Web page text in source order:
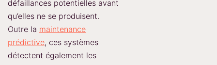
défaillances potentielles avant
qu’elles ne se produisent.
Outre la maintenance
prédictive, ces systèmes
détectent également les